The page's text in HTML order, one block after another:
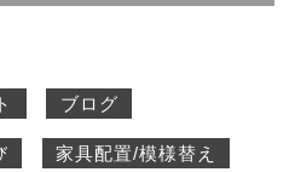
ブログ
家具配置/模様替え